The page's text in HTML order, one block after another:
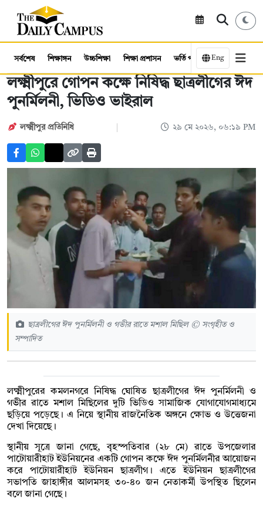
সর্বশেষ শিক্ষাঙ্গন উচ্চশিক্ষা শিক্ষা প্রশাসন ভর্তি পরীক্ষা কর্মসংস্থান
Eng
লক্ষ্মীপুরে গোপন কক্ষে নিষিদ্ধ ছাত্রলীগের ঈদ
পুনর্মিলনী, ভিডিও ভাইরাল
লক্ষ্মীপুর প্রতিনিধি ২৯ মে ২০২৬, ০৬:১৯ PM
ছাত্রলীগের ঈদ পুনর্মিলনী ও গভীর রাতে মশাল মিছিল © সংগৃহীত ও
সম্পাদিত
লক্ষ্মীপুরের কমলনগরে নিষিদ্ধ ঘোষিত ছাত্রলীগের ঈদ পুনর্মিলনী ও
গভীর রাতে মশাল মিছিলের দুটি ভিডিও সামাজিক যোগাযোগমাধ্যমে
ছড়িয়ে পড়েছে। এ নিয়ে স্থানীয় রাজনৈতিক অঙ্গনে ক্ষোভ ও উত্তেজনা
দেখা দিয়েছে।
স্থানীয় সূত্রে জানা গেছে, বৃহস্পতিবার (২৮ মে) রাতে উপজেলার
পাটোয়ারীহাট ইউনিয়নের একটি গোপন কক্ষে ঈদ পুনর্মিলনীর আয়োজন
করে পাটোয়ারীহাট ইউনিয়ন ছাত্রলীগ। এতে ইউনিয়ন ছাত্রলীগের
সভাপতি জাহাঙ্গীর আলমসহ ৩০-৪০ জন নেতাকর্মী উপস্থিত ছিলেন
বলে জানা গেছে।